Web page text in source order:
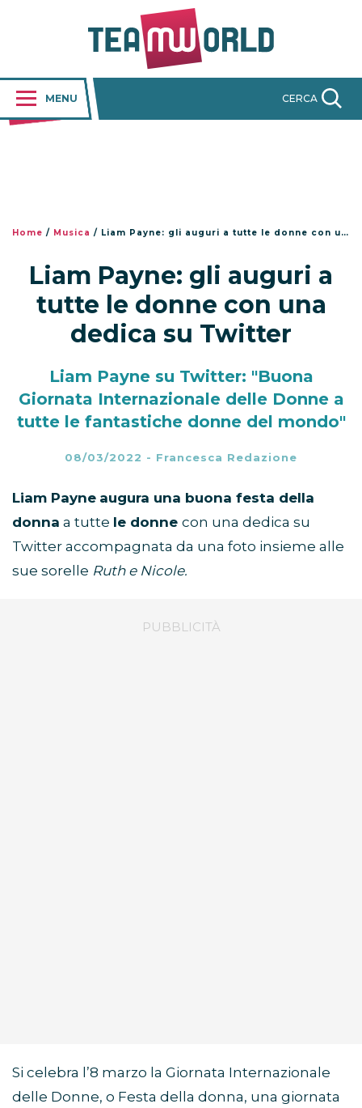
MENU CERCA
Home / Musica / Liam Payne: gli auguri a tutte le donne con una dedica su Twitter
Liam Payne: gli auguri a
tutte le donne con una
dedica su Twitter
Liam Payne su Twitter: "Buona
Giornata Internazionale delle Donne a
tutte le fantastiche donne del mondo"
08/03/2022 - Francesca Redazione
Liam Payne augura una buona festa della
donna a tutte le donne con una dedica su
Twitter accompagnata da una foto insieme alle
sue sorelle Ruth e Nicole.
Si celebra l’8 marzo la Giornata Internazionale
delle Donne, o Festa della donna, una giornata